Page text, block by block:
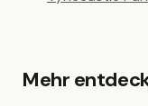
Mehr